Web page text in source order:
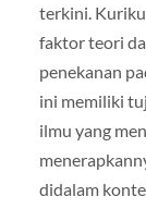
terkini.
faktor teori
penekanan
ini memiliki
ilmu yang
didalam